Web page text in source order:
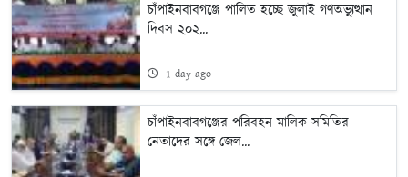
চাঁপাইনবাবগঞ্জে পালিত হচ্ছে জুলাই গণঅভ্যুত্থান
দিবস ২০২...
1 day ago
চাঁপাইনবাবগঞ্জের পরিবহন মালিক সমিতির
নেতাদের সঙ্গে জেল...